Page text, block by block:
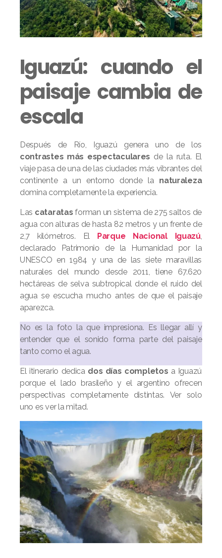
Iguazú: cuando el
paisaje cambia de
escala
Después de Río, Iguazú genera uno de los
contrastes más espectaculares de la ruta. El
viaje pasa de una de las ciudades más vibrantes del
continente a un entorno donde la naturaleza
domina completamente la experiencia.
Las cataratas forman un sistema de 275 saltos de
agua con alturas de hasta 82 metros y un frente de
2,7 kilómetros. El
Parque Nacional Iguazú,
declarado Patrimonio de la Humanidad por la
UNESCO en 1984 y una de las siete maravillas
naturales del mundo desde 2011, tiene 67.620
hectáreas de selva subtropical donde el ruido del
agua se escucha mucho antes de que el paisaje
aparezca.
No es la foto la que impresiona. Es llegar allí y
entender que el sonido forma parte del paisaje
tanto como el agua.
El itinerario dedica dos días completos a Iguazú
porque el lado brasileño y el argentino ofrecen
perspectivas completamente distintas. Ver solo
uno es ver la mitad.